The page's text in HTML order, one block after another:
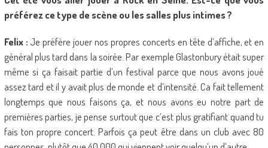
préférez ce type de scène ou les salles plus intimes ?
Felix : Je préfère jouer nos propres concerts en tête d’affiche, et en
général plus tard dans la soirée. Par exemple Glastonbury était super
même si ça faisait partie d’un festival parce que nous avons joué
assez tard et il y avait plus de monde et d’intensité. Ca fait tellement
longtemps que nous faisons ça, et nous avons eu notre part de
premières parties, je pense surtout que c’est plus gratifiant quand tu
fais ton propre concert. Parfois ça peut être dans un club avec 80